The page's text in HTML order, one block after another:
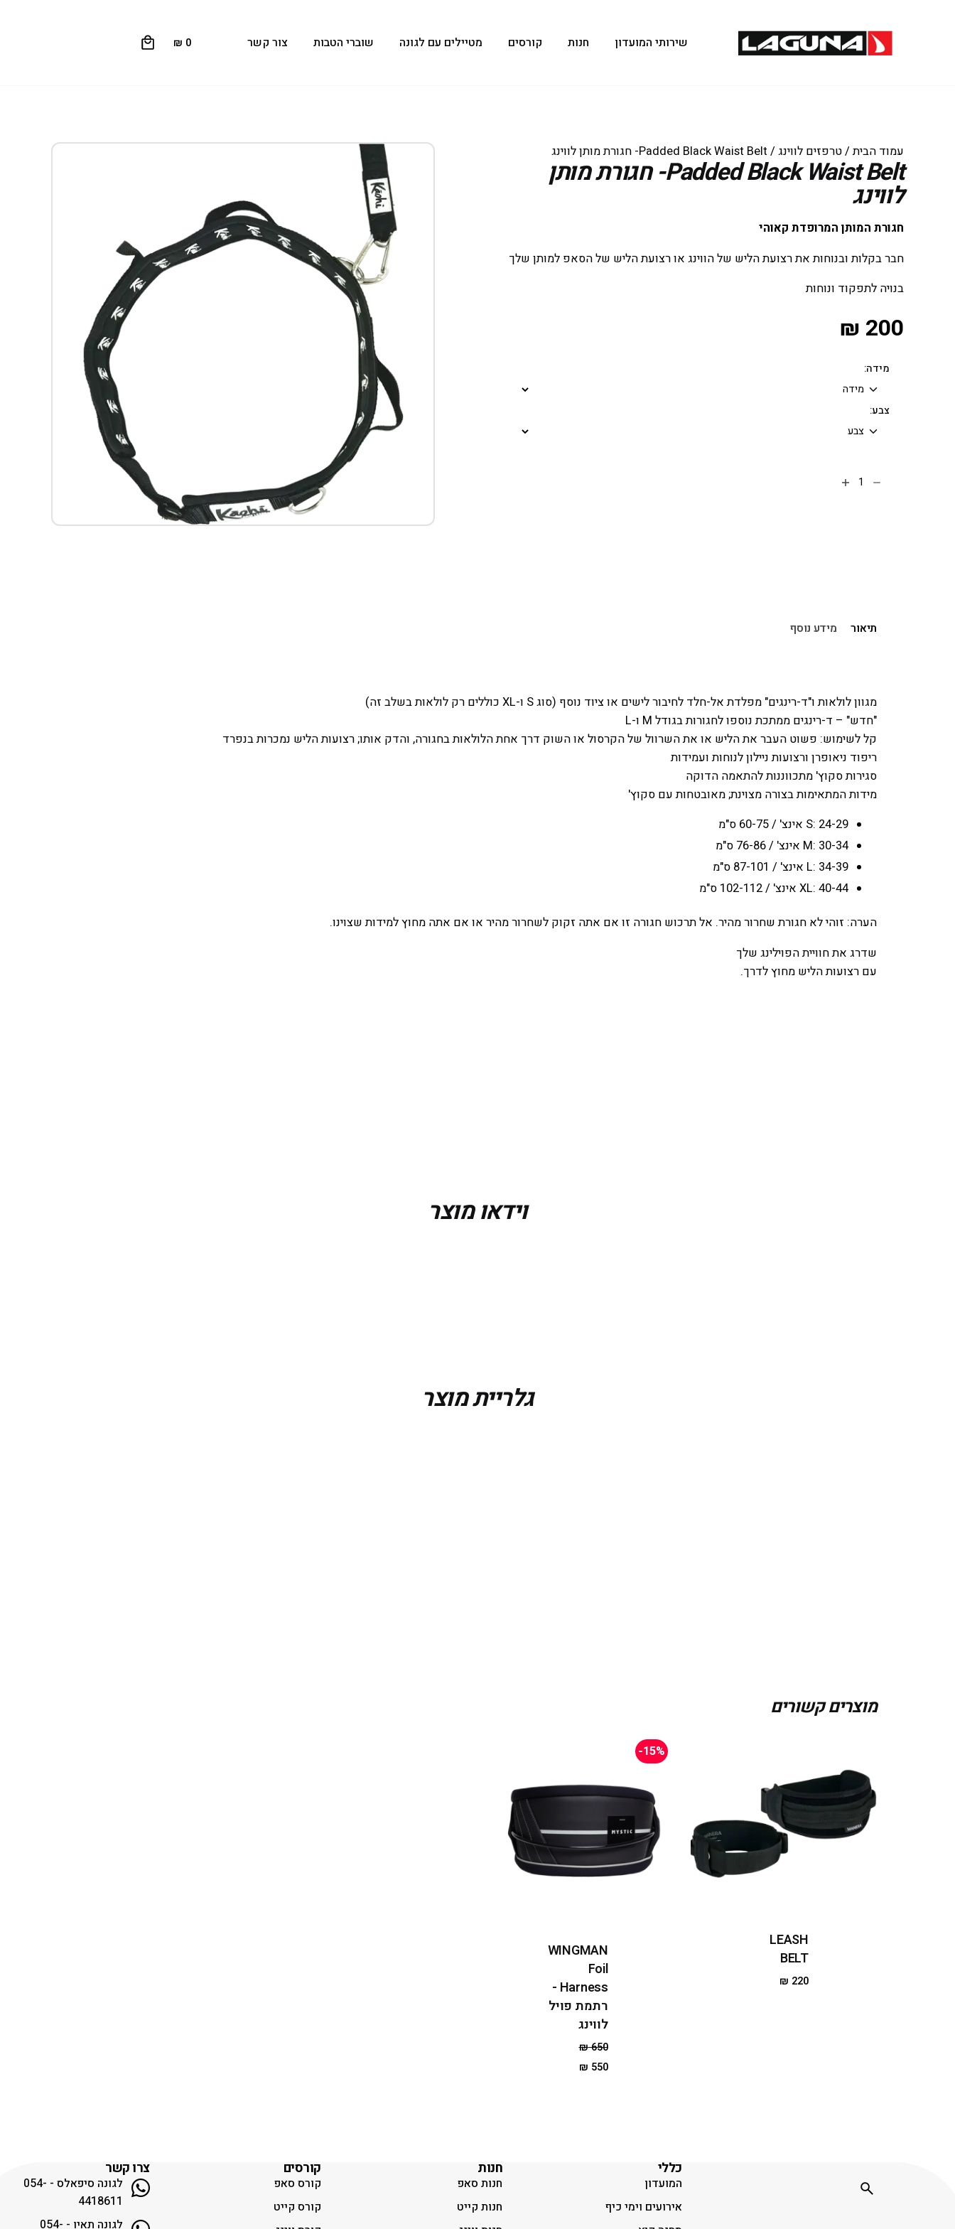
שירותי המועדון חנות קורסים מטיילים עם לגונה שוברי הטבות צור קשר ₪ 0
עמוד הבית/טרפזים לווינג/ Padded Black Waist Belt- חגורת מותן לווינג
Padded Black Waist Belt- חגורת מותן
לווינג
חגורת המותן המרופדת קאוהי
חבר בקלות ובנוחות את רצועת הליש של הווינג או רצועת הליש של הסאפ למותן שלך
בנויה לתפקוד ונוחות
מידה:
צבע:
₪ 200
תיאור מידע נוסף
מגוון לולאות ו"ד-רינגים" מפלדת אל-חלד לחיבור לישים או ציוד נוסף (סוג S ו-XL כוללים רק לולאות בשלב זה)
"חדש" – ד-רינגים ממתכת נוספו לחגורות בגודל M ו-L
קל לשימוש: פשוט העבר את הליש או את השרוול של הקרסול או השוק דרך אחת הלולאות בחגורה, והדק אותו; רצועות הליש נמכרות בנפרד
ריפוד ניאופרן ורצועות ניילון לנוחות ועמידות
סגירות סקוץ' מתכווננות להתאמה הדוקה
מידות המתאימות בצורה מצוינת; מאובטחות עם סקוץ'
S: 24-29 אינצ' / 60-75 ס"מ
M: 30-34 אינצ' / 76-86 ס"מ
L: 34-39 אינצ' / 87-101 ס"מ
XL: 40-44 אינצ' / 102-112 ס"מ
הערה: זוהי לא חגורת שחרור מהיר. אל תרכוש חגורה זו אם אתה זקוק לשחרור מהיר או אם אתה מחוץ למידות שצוינו.
שדרג את חוויית הפוילינג שלך
עם רצועות הליש מחוץ לדרך.
וידאו מוצר
גלריית מוצר
מוצרים קשורים
LEASH
BELT
₪ 220
-15%
WINGMAN
Foil
Harness -
רתמת פויל
לווינג
₪650
₪ 550
צרו קשר
לגונה סיפאלס - 054-
4418611
לגונה תאיו - 054-
קורסים
קורס סאפ
קורס קייט
חנות
חנות סאפ
חנות קייט
כללי
המועדון
אירועים וימי כיף